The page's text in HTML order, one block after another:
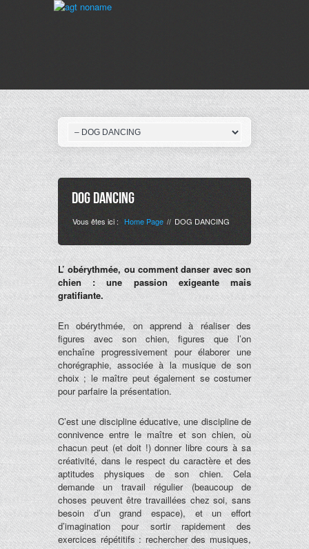
DOG DANCING
Vous êtes ici : Home Page // DOG DANCING
L’ obérythmée, ou comment danser avec son
chien : une passion exigeante mais
gratifiante.
En obérythmée, on apprend à réaliser des
figures avec son chien, figures que l’on
enchaîne progressivement pour élaborer une
chorégraphie, associée à la musique de son
choix ; le maître peut également se costumer
pour parfaire la présentation.
C’est une discipline éducative, une discipline de
connivence entre le maître et son chien, où
chacun peut (et doit !) donner libre cours à sa
créativité, dans le respect du caractère et des
aptitudes physiques de son chien. Cela
demande un travail régulier (beaucoup de
choses peuvent être travaillées chez soi, sans
besoin d’un grand espace), et un effort
d’imagination pour sortir rapidement des
exercices répétitifs : rechercher des musiques,